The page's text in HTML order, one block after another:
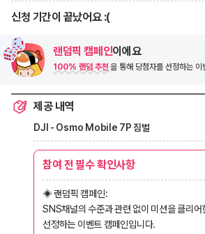
랜덤픽 캠페인이에요
100% 랜덤 추천을 통해 당첨자를 선정하는 이
신청 기간이 끝났어요 :(
제공 내역
DJI - Osmo Mobile 7P 짐벌
참여 전 필수 확인사항
◈ 랜덤픽 캠페인:
SNS채널의 수준과 관련 없이 미션을 클리어
선정하는 이벤트 캠페인입니다.